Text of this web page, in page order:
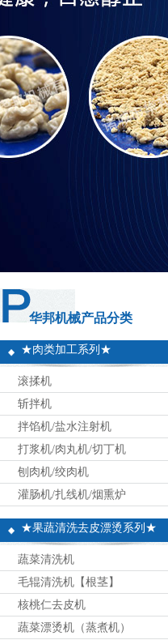
华邦机械产品分类
★肉类加工系列★
滚揉机
斩拌机
拌馅机/盐水注射机
打浆机/肉丸机/切丁机
刨肉机/绞肉机
灌肠机/扎线机/烟熏炉
★果蔬清洗去皮漂烫系列★
蔬菜清洗机
毛辊清洗机【根茎】
核桃仁去皮机
蔬菜漂烫机（蒸煮机）